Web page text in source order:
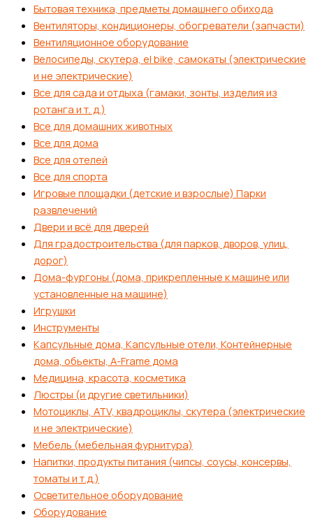
Бытовая техника, предметы домашнего обихода
Вентиляторы, кондиционеры, обогреватели (запчасти)
Вентиляционное оборудование
Велосипеды, скутера, el bike, самокаты (электрические
и не электрические)
Все для сада и отдыха (гамаки, зонты, изделия из
ротанга и т. д.)
Все для домашних животных
Все для дома
Все для отелей
Все для спорта
Игровые площадки (детские и взрослые) Парки
развлечений
Двери и всё для дверей
Для градостроительства (для парков, дворов, улиц,
дорог)
Дома-фургоны (дома, прикрепленные к машине или
установленные на машине)
Игрушки
Инструменты
Капсульные дома, Капсульные отели, Контейнерные
дома, обьекты, А-Frame дома
Медицина, красота, косметика
Люстры (и другие светильники)
Мотоциклы, ATV, квадроциклы, скутера (электрические
и не электрические)
Мебель (мебельная фурнитура)
Напитки, продукты питания (чипсы, соусы, консервы,
томаты и т.д.)
Осветительное оборудование
Оборудование